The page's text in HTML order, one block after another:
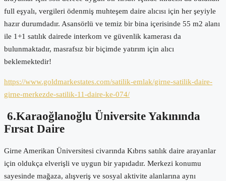
full eşyalı, vergileri ödenmiş muhteşem daire alıcısı için her şeyiyle
hazır durumdadır. Asansörlü ve temiz bir bina içerisinde 55 m2 alanı
ile 1+1 satılık dairede interkom ve güvenlik kamerası da
bulunmaktadır, masrafsız bir biçimde yatırım için alıcı
beklemektedir!
https://www.goldmarkestates.com/satilik-emlak/girne-satilik-daire-
girne-merkezde-satilik-11-daire-ke-074/
6.Karaoğlanoğlu Üniversite Yakınında
Fırsat Daire
Girne Amerikan Üniversitesi civarında Kıbrıs satılık daire arayanlar
için oldukça elverişli ve uygun bir yapıdadır. Merkezi konumu
sayesinde mağaza, alışveriş ve sosyal aktivite alanlarına aynı